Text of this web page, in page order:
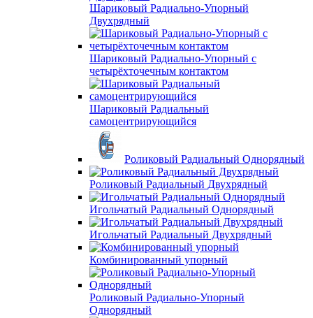
Шариковый Радиально-Упорный
Двухрядный
Шариковый Радиально-Упорный с
четырёхточечным контактом
Шариковый Радиальный
самоцентрирующийся
Роликовый Радиальный Однорядный
Роликовый Радиальный Двухрядный
Игольчатый Радиальный Однорядный
Игольчатый Радиальный Двухрядный
Комбинированный упорный
Роликовый Радиально-Упорный
Однорядный